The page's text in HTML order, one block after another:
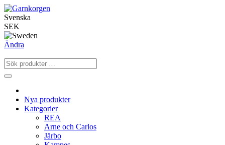
Svenska
SEK
Ändra
Nya produkter
Kategorier
REA
Arne och Carlos
Järbo